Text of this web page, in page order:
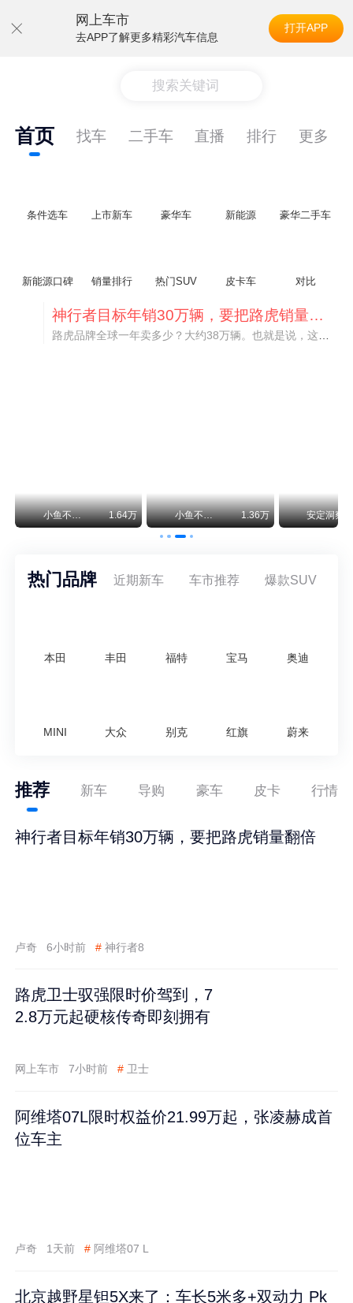
网上车市
去APP了解更多精彩汽车信息
打开APP
搜索关键词
首页 找车 二手车 直播 排行 更多
条件选车 上市新车 豪华车 新能源 豪华二手车
新能源口碑 销量排行 热门SUV 皮卡车 对比
神行者目标年销30万辆，要把路虎销量翻倍
小鱼不刹车 1.64万 小鱼不刹车 1.36万 安定洞察
热门品牌 近期新车 车市推荐 爆款SUV
本田 丰田 福特 宝马 奥迪
MINI 大众 别克 红旗 蔚来
推荐 新车 导购 豪车 皮卡 行情
神行者目标年销30万辆，要把路虎销量翻倍
卢奇 6小时前 # 神行者8
路虎卫士驭强限时价驾到，7
2.8万元起硬核传奇即刻拥有
网上车市 7小时前 # 卫士
阿维塔07L限时权益价21.99万起，张凌赫成首
位车主
卢奇 1天前 # 阿维塔07 L
北京越野星钽5X来了：车长5米多+双动力 Pk